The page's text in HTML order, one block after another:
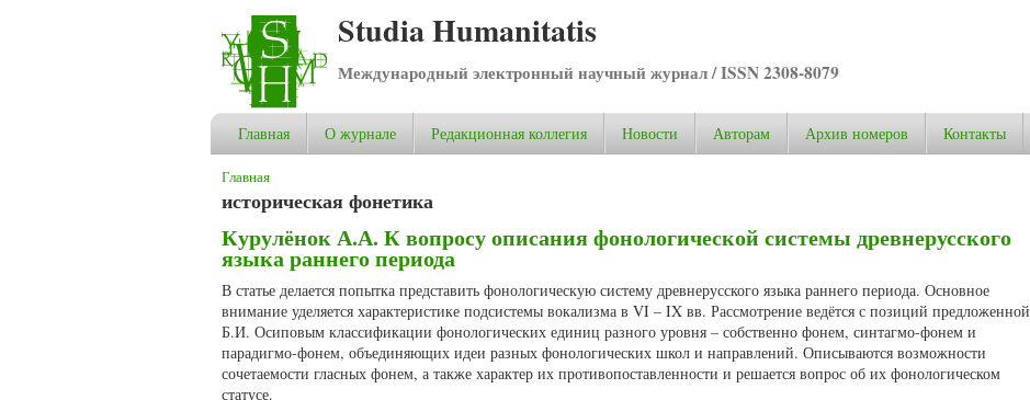
Studia Humanitatis
Международный электронный научный журнал / ISSN 2308-8079
Главная О журнале Редакционная коллегия Новости Авторам Архив номеров Контакты
Вы здесь
Главная
историческая фонетика
Курулёнок А.А. К вопросу описания фонологической системы древнерусского
языка раннего периода
В статье делается попытка представить фонологическую систему древнерусского языка раннего периода. Основное
внимание уделяется характеристике подсистемы вокализма в VI – IX вв. Рассмотрение ведётся с позиций предложенной
Б.И. Осиповым классификации фонологических единиц разного уровня – собственно фонем, синтагмо-фонем и
парадигмо-фонем, объединяющих идеи разных фонологических школ и направлений. Описываются возможности
сочетаемости гласных фонем, а также характер их противопоставленности и решается вопрос об их фонологическом
статусе.